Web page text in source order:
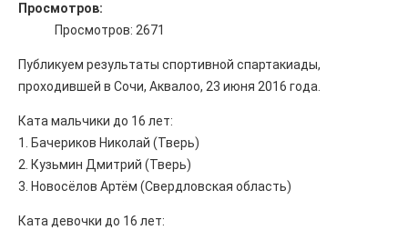
Просмотров:
Просмотров: 2671
Публикуем результаты спортивной спартакиады,
проходившей в Сочи, Аквалоо, 23 июня 2016 года.
Ката мальчики до 16 лет:
1. Бачериков Николай (Тверь)
2. Кузьмин Дмитрий (Тверь)
3. Новосёлов Артём (Свердловская область)
Ката девочки до 16 лет: